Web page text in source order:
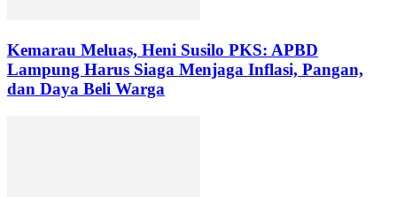
Kemarau Meluas, Heni Susilo PKS: APBD
Lampung Harus Siaga Menjaga Inflasi, Pangan,
dan Daya Beli Warga